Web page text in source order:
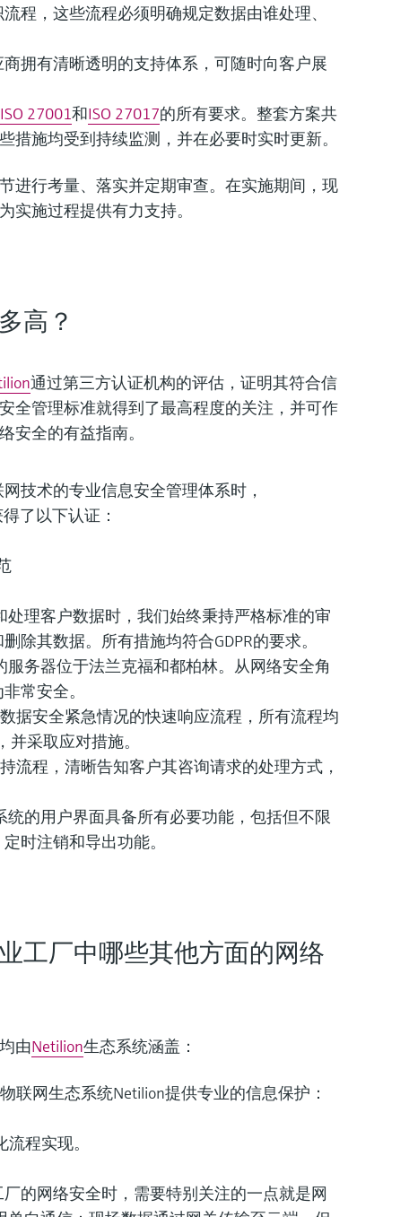
程，这些流程必须明确规定数据由谁处理、
拥有清晰透明的支持体系，可随时向客户展
ISO 27001和ISO 27017的所有要求。整套方案共
措施均受到持续监测，并在必要时实时更新。
进行考量、落实并定期审查。在实施期间，现
实施过程提供有力支持。
高？
通过第三方认证机构的评估，证明其符合信
全管理标准就得到了最高程度的关注，并可作
安全的有益指南。
技术的专业信息安全管理体系时，
了以下认证：
处理客户数据时，我们始终秉持严格标准的审
除其数据。所有措施均符合GDPR的要求。
服务器位于法兰克福和都柏林。从网络安全角
常安全。
据安全紧急情况的快速响应流程，所有流程均
采取应对措施。
流程，清晰告知客户其咨询请求的处理方式，
统的用户界面具备所有必要功能，包括但不限
时注销和导出功能。
工厂中哪些其他方面的网络
由Netilion生态系统涵盖：
联网生态系统Netilion提供专业的信息保护：
程实现。
的网络安全时，需要特别关注的一点就是网